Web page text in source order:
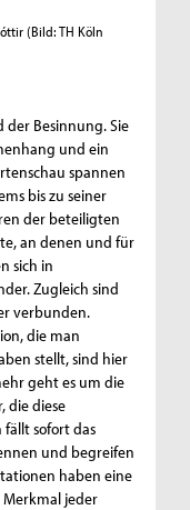
(Bild: TH Köln
der Besinnung. Sie
und ein
spannen
bis zu seiner
der beteiligten
an denen und für
sich in
Zugleich sind
verbunden.
die man
stellt, sind hier
geht es um die
die diese
fällt sofort das
und begreifen
haben eine
Merkmal jeder